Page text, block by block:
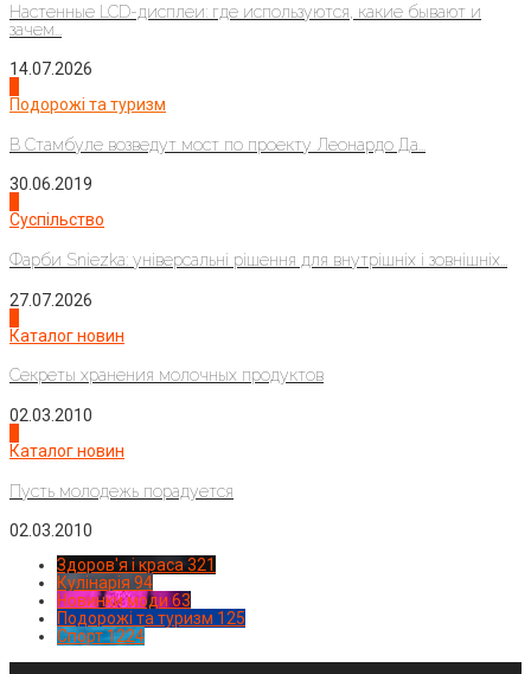
Настенные LCD-дисплеи: где используются, какие бывают и
зачем...
14.07.2026
Подорожі та туризм
В Стамбуле возведут мост по проекту Леонардо Да...
30.06.2019
Суспільство
Фарби Sniezka: універсальні рішення для внутрішніх і зовнішніх...
27.07.2026
Каталог новин
Секреты хранения молочных продуктов
02.03.2010
Каталог новин
Пусть молодежь порадуется
02.03.2010
Здоров'я і краса 321
Кулінарія 94
Новинки моди 63
Подорожі та туризм 125
Спорт1224